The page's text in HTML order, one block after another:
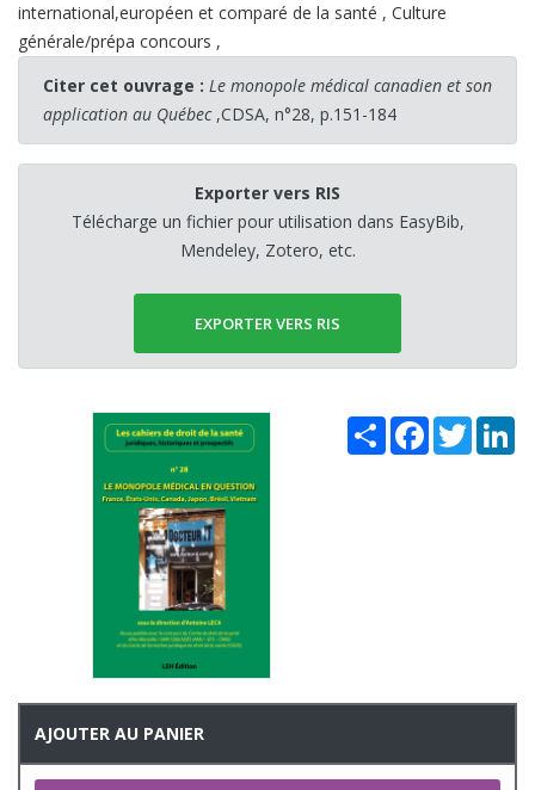
international,européen et comparé de la santé , Culture
générale/prépa concours ,
Citer cet ouvrage : Le monopole médical canadien et son
application au Québec,CDSA, n°28, p.151-184
Exporter vers RIS
Télécharge un fichier pour utilisation dans EasyBib,
Mendeley, Zotero, etc.
EXPORTER VERS RIS
Share Facebook
Twitter
AJOUTER AU PANIER